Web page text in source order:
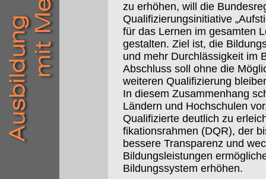
zu erhöhen, will die
Qualifizierungsinitiative
für das Lernen im gesamten
gestalten. Ziel ist, die
und mehr Durchlässigkeit im
Abschluss soll ohne die
weiteren Qualifizierung
In diesem Zusammenhang
Ländern und Hochschulen
Qualifizierte deutlich zu
fikationsrahmen (DQR), der
bessere Transparenz und
Bildungsleistungen
Bildungssystem erhöhen.